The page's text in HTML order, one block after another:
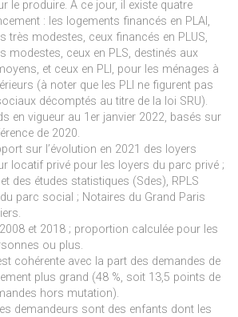
le produire. À ce jour, il existe quatre
: les logements financés en PLAI,
très modestes, ceux financés en PLUS,
modestes, ceux en PLS, destinés aux
et ceux en PLI, pour les ménages à
(à noter que les PLI ne figurent pas
décomptés au titre de la loi SRU).
en vigueur au 1er janvier 2022, basés sur
de 2020.
sur l’évolution en 2021 des loyers
locatif privé pour les loyers du parc privé ;
des études statistiques (Sdes), RPLS
parc social ; Notaires du Grand Paris
et 2018 ; proportion calculée pour les
ou plus.
cohérente avec la part des demandes de
plus grand (48 %, soit 13,5 points de
hors mutation).
demandeurs sont des enfants dont les